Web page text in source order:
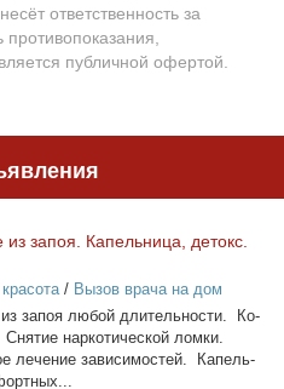
ответственность за
публичной офертой.
за­поя. Ка­пель­ни­ца, де­токс.
/ Вызов врача на дом
за­поя лю­бой дли­тель­но­сти. Ко­
нар­ко­ти­че­ской лом­ки.
ле­че­ние за­ви­си­мо­стей. Ка­пель­